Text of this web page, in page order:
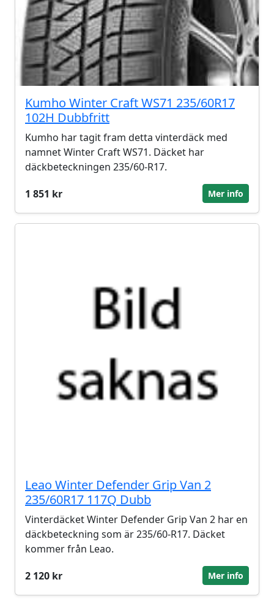
Kumho Winter Craft WS71 235/60R17
102H Dubbfritt
Kumho har tagit fram detta vinterdäck med
namnet Winter Craft WS71. Däcket har
däckbeteckningen 235/60-R17.
1 851 kr
Mer info
Leao Winter Defender Grip Van 2
235/60R17 117Q Dubb
Vinterdäcket Winter Defender Grip Van 2 har en
däckbeteckning som är 235/60-R17. Däcket
kommer från Leao.
2 120 kr
Mer info